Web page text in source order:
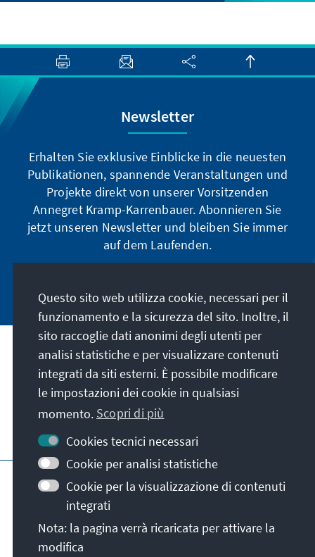
Newsletter
Erhalten Sie exklusive Einblicke in die neuesten
Publikationen, spannende Veranstaltungen und
Projekte direkt von unserer Vorsitzenden
Annegret Kramp-Karrenbauer. Abonnieren Sie
jetzt unseren Newsletter und bleiben Sie immer
auf dem Laufenden.
La nostra missione
Contatto
Altre offerte della fondazione
Colophon
Termini e condizioni
Erklärung zur Barrierefreiheit
Mappa del sito
© Konrad-Adenauer-Stiftung e.V. 2026
Questo sito web utilizza cookie, necessari per il
funzionamento e la sicurezza del sito. Inoltre, il
sito raccoglie dati anonimi degli utenti per
analisi statistiche e per visualizzare contenuti
integrati da siti esterni. È possibile modificare
le impostazioni dei cookie in qualsiasi
momento. Scopri di più
Cookies tecnici necessari
Cookie per analisi statistiche
Cookie per la visualizzazione di contenuti
integrati
Nota: la pagina verrà ricaricata per attivare la
modifica